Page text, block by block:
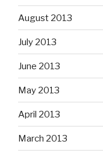
August 2013
July 2013
June 2013
May 2013
April 2013
March 2013